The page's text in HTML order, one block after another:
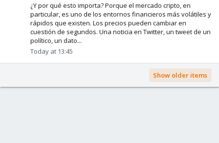
¿Y por qué esto importa? Porque el mercado cripto, en
particular, es uno de los entornos financieros más volátiles y
rápidos que existen. Los precios pueden cambiar en
cuestión de segundos. Una noticia en Twitter, un tweet de un
político, un dato...
Today at 13:45
Show older items